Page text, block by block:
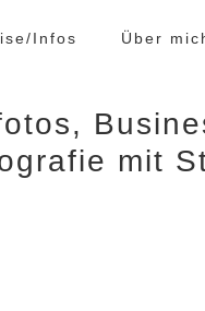
Infos Über
mit